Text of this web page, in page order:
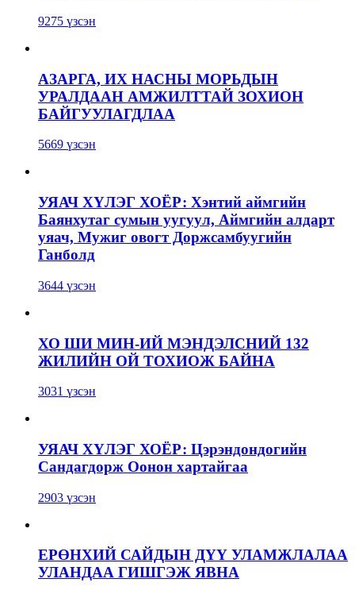
9275 үзсэн
АЗАРГА, ИХ НАСНЫ МОРЬДЫН
УРАЛДААН АМЖИЛТТАЙ ЗОХИОН
БАЙГУУЛАГДЛАА
5669 үзсэн
УЯАЧ ХҮЛЭГ ХОЁР: Хэнтий аймгийн
Баянхутаг сумын уугуул, Аймгийн алдарт
уяач, Мужиг овогт Доржсамбуугийн
Ганболд
3644 үзсэн
ХО ШИ МИН-ИЙ МЭНДЭЛСНИЙ 132
ЖИЛИЙН ОЙ ТОХИОЖ БАЙНА
3031 үзсэн
УЯАЧ ХҮЛЭГ ХОЁР: Цэрэндондогийн
Сандагдорж Оонон хартайгаа
2903 үзсэн
ЕРӨНХИЙ САЙДЫН ДҮҮ УЛАМЖЛАЛАА
УЛАНДАА ГИШГЭЖ ЯВНА